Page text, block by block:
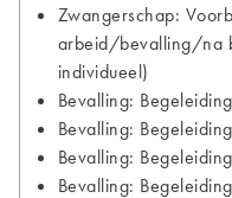
Zwangerschap:
arbeid/bevalling/na
individueel)
Bevalling:
Bevalling:
Bevalling:
Bevalling: